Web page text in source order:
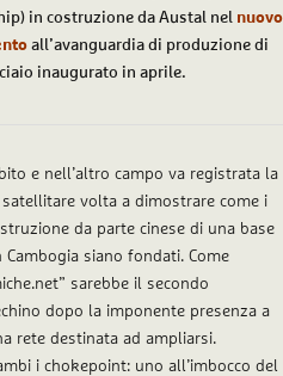
in costruzione da Austal nel nuovo
all’avanguardia di produzione di
inaugurato in aprile.
e nell’altro campo va registrata la
volta a dimostrare come i
da parte cinese di una base
Cambogia siano fondati. Come
” sarebbe il secondo
dopo la imponente presenza a
rete destinata ad ampliarsi.
i chokepoint: uno all’imbocco del